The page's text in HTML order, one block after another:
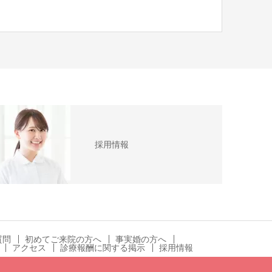
採用情報
問 初めてご来院の方へ
事実婚の方へ
アクセス 診療報酬に関する掲示 採用情報